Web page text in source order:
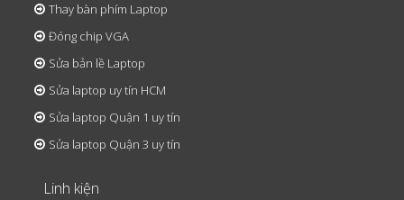
Thay bàn phím Laptop
Đóng chip VGA
Sửa bản lề Laptop
Sửa laptop uy tín HCM
Sửa laptop Quận 1 uy tín
Sửa laptop Quận 3 uy tín
Linh kiện